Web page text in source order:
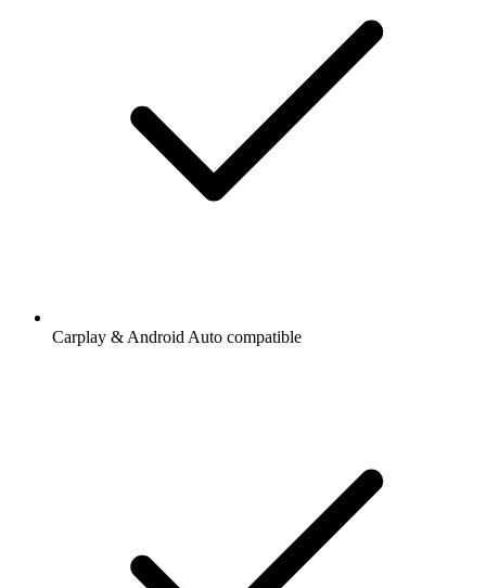
Carplay & Android Auto compatible